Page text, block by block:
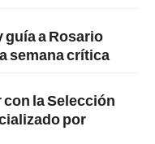
guía a Rosario
semana crítica
la Selección
por